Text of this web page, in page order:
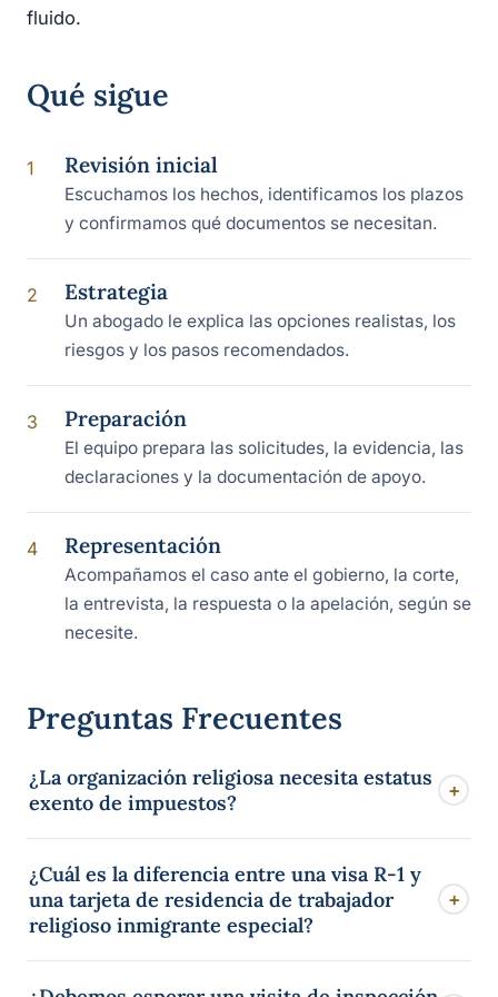
fluido.
Qué sigue
1 Revisión inicial
Escuchamos los hechos, identificamos los plazos
y confirmamos qué documentos se necesitan.
2 Estrategia
Un abogado le explica las opciones realistas, los
riesgos y los pasos recomendados.
3 Preparación
El equipo prepara las solicitudes, la evidencia, las
declaraciones y la documentación de apoyo.
4 Representación
Acompañamos el caso ante el gobierno, la corte,
la entrevista, la respuesta o la apelación, según se
necesite.
Preguntas Frecuentes
¿La organización religiosa necesita estatus
exento de impuestos?
+
demostrar que es una organización religiosa sin fines
de lucro y de buena fe —comúnmente mediante
documentación de exención de impuestos— y que
puede sostener al trabajador. Establecer esto desde
¿Cuál es la diferencia entre una visa R-1 y
una tarjeta de residencia de trabajador
religioso inmigrante especial?
+